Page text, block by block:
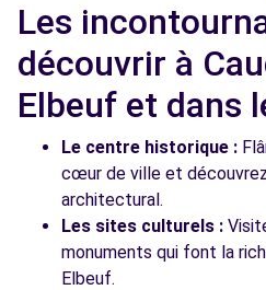
Les
découvrir à
Elbeuf et dans
Le centre historique :
cœur de ville et
architectural.
Les sites culturels :
monuments qui font la
Elbeuf.